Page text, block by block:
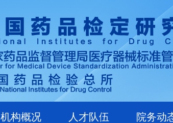
机构概况 人才队伍 院务动